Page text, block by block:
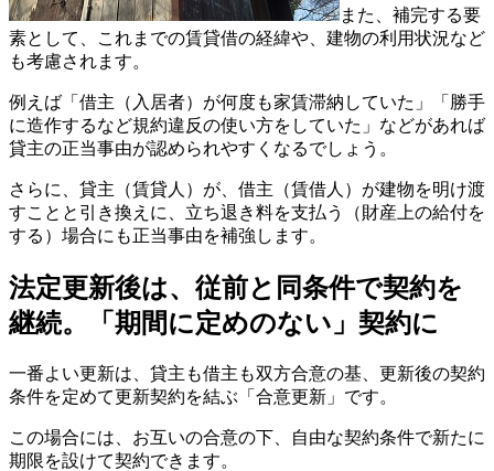
また、補完する要
素として、これまでの賃貸借の経緯や、建物の利用状況など
も考慮されます。
例えば「借主（入居者）が何度も家賃滞納していた」「勝手
に造作するなど規約違反の使い方をしていた」などがあれば
貸主の正当事由が認められやすくなるでしょう。
さらに、貸主（賃貸人）が、借主（賃借人）が建物を明け渡
すことと引き換えに、立ち退き料を支払う（財産上の給付を
する）場合にも正当事由を補強します。
法定更新後は、従前と同条件で契約を
継続。「期間に定めのない」契約に
一番よい更新は、貸主も借主も双方合意の基、更新後の契約
条件を定めて更新契約を結ぶ「合意更新」です。
この場合には、お互いの合意の下、自由な契約条件で新たに
期限を設けて契約できます。